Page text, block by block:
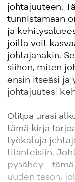
johtajuuteen.
tunnistamaan
ja
joilla voit
johtajanakin.
siihen, miten
ensin itseäsi ja
johtajuutesi
Olitpa urasi
tämä kirja
työkaluja
tilanteisiin.
pysähdy -
uuden tason,